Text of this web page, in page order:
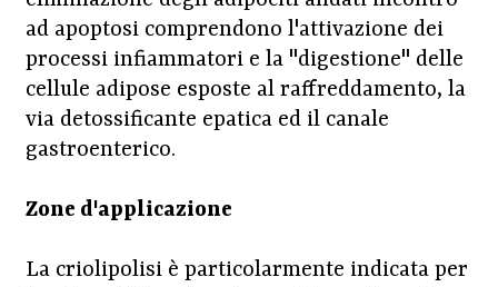
ad apoptosi comprendono l'attivazione dei
processi infiammatori e la "digestione" delle
cellule adipose esposte al raffreddamento, la
via detossificante epatica ed il canale
gastroenterico.
Zone d'applicazione
La criolipolisi è particolarmente indicata per